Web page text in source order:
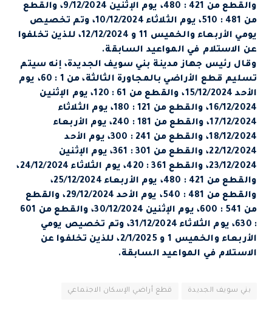
والقطع من 421 : 480، يوم الإثنين 9/12/2024، والقطع
من 481 : 510، يوم الثلاثاء 10/12/2024، وتم تخصيص
يومي الأربعاء والخميس 11 و 12/12/2024، للذين تخلفوا
عن الاستلام في المواعيد السابقة.
وقال رئيس جهاز مدينة بني سويف الجديدة، إنه سيتم
تسليم قطع الأراضي بالمجاورة الثالثة، من 1 : 60، يوم
الأحد 15/12/2024، والقطع من 61 : 120، يوم الإثنين
16/12/2024، والقطع من 121 : 180، يوم الثلاثاء
17/12/2024، والقطع من 181 : 240، يوم الأربعاء
18/12/2024، والقطع من 241 : 300، يوم الأحد
22/12/2024، والقطع من 301 : 361، يوم الإثنين
23/12/2024، والقطع 361 : 420، يوم الثلاثاء 24/12/2024،
والقطع من 421 : 480، يوم الأربعاء 25/12/2024،
والقطع من 481 : 540، يوم الأحد 29/12/2024، والقطع
من 541 : 600، يوم الإثنين 30/12/2024، والقطع من 601
: 630، يوم الثلاثاء 31/12/2024، وتم تخصيص يومي
الأربعاء والخميس 1 و 2/1/2025، للذين تخلفوا عن
الاستلام في المواعيد السابقة.
بني سويف الجديدة قطع أراضي الإسكان الاجتماعي